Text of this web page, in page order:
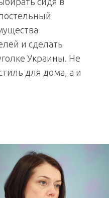
и сделать
Украины. Не
для дома, а и